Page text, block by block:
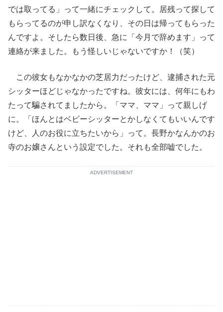
では取ってる」って一緒にチェックして。居残って探して
もらってるのが申し訳なくなり、その日は帰ってもらった
んですよ。そしたら数日後、急に「今月で辞めます」って
連絡が来ました。もう怪しいじゃないですか！（笑）
この彼女もなかなかの芝居力だったけど、逮捕された元
シッターほどじゃなかったですね。彼女には、何年にもわ
たって騙されてましたから。「ママ、ママ」って親しげ
に。「ほんとはベビーシッターとかしなくてもいいんです
けど、人のお役に立ちたいから」って。長野かなんかのお
寺のお嬢さんという設定でした。それも全部嘘でした。
ADVERTISEMENT